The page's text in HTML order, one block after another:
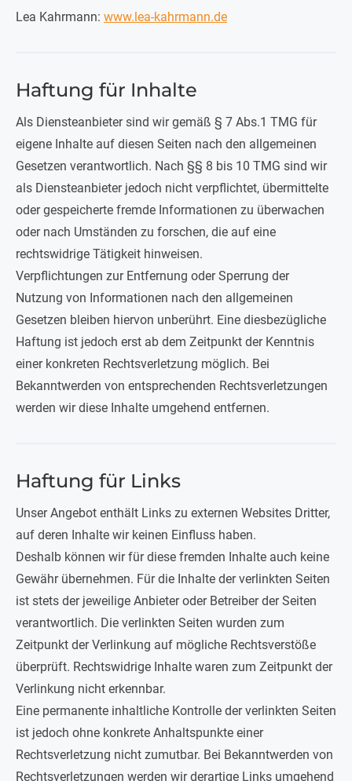
Lea Kahrmann: www.lea-kahrmann.de
Haftung für Inhalte
Als Diensteanbieter sind wir gemäß § 7 Abs.1 TMG für
eigene Inhalte auf diesen Seiten nach den allgemeinen
Gesetzen verantwortlich. Nach §§ 8 bis 10 TMG sind wir
als Diensteanbieter jedoch nicht verpflichtet, übermittelte
oder gespeicherte fremde Informationen zu überwachen
oder nach Umständen zu forschen, die auf eine
rechtswidrige Tätigkeit hinweisen.
Verpflichtungen zur Entfernung oder Sperrung der
Nutzung von Informationen nach den allgemeinen
Gesetzen bleiben hiervon unberührt. Eine diesbezügliche
Haftung ist jedoch erst ab dem Zeitpunkt der Kenntnis
einer konkreten Rechtsverletzung möglich. Bei
Bekanntwerden von entsprechenden Rechtsverletzungen
werden wir diese Inhalte umgehend entfernen.
Haftung für Links
Unser Angebot enthält Links zu externen Websites Dritter,
auf deren Inhalte wir keinen Einfluss haben.
Deshalb können wir für diese fremden Inhalte auch keine
Gewähr übernehmen. Für die Inhalte der verlinkten Seiten
ist stets der jeweilige Anbieter oder Betreiber der Seiten
verantwortlich. Die verlinkten Seiten wurden zum
Zeitpunkt der Verlinkung auf mögliche Rechtsverstöße
überprüft. Rechtswidrige Inhalte waren zum Zeitpunkt der
Verlinkung nicht erkennbar.
Eine permanente inhaltliche Kontrolle der verlinkten Seiten
ist jedoch ohne konkrete Anhaltspunkte einer
Rechtsverletzung nicht zumutbar. Bei Bekanntwerden von
Rechtsverletzungen werden wir derartige Links umgehend